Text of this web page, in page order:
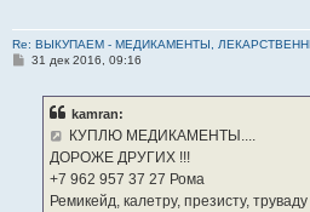
Re: ВЫКУПАЕМ - МЕДИКАМЕНТЫ,
С31 дек 2016, 09:16
kamran:
КУПЛЮ МЕДИКАМЕНТЫ....
ДОРОЖЕ ДРУГИХ !!!
‪+7 962 957 37 27‬ Рома
Ремикейд, калетру, презисту,